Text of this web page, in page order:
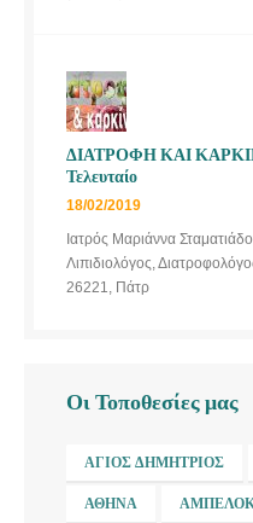
ΔΙΑΤΡΟΦΗ ΚΑΙ
Τελευταίο
18/02/2019
Ιατρός Μαριάννα
Λιπιδιολόγος,
26221, Πάτρ
Οι Τοποθεσίες μας
ΆΓΙΟΣ ΔΗΜΉΤΡΙΟΣ
ΑΘΉΝΑ